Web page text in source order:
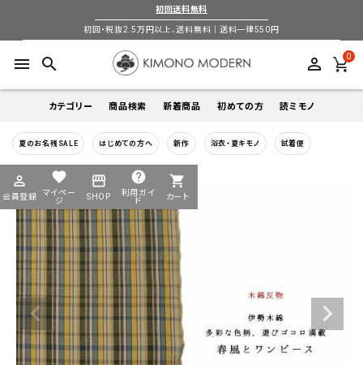
初回送料無料
初回・税抜2.5万円以上、送料無料｜送料一律550円
menu search perm_identity 0
カテゴリー
着物
帯
羽織
襦袢
商品検索
キーワードから探す
季節から探す
夏季以外通年
カテゴリーから探す
着物 帯 羽織 襦袢 小物
新着商品 初めての方 読ミモノ
夏のお名残SALE はじめての方へ 新作 浴衣・夏キモノ 試着便
perm_identity
会員登録
favorite
マイペー
ジ
storefront
SHOP
help
利用ガイ
ド
shopping_cart
カート
login ログイン perm_identity 会員登録
ようこそ ゲスト 様